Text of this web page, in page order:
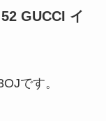
GUCCI イ
です。